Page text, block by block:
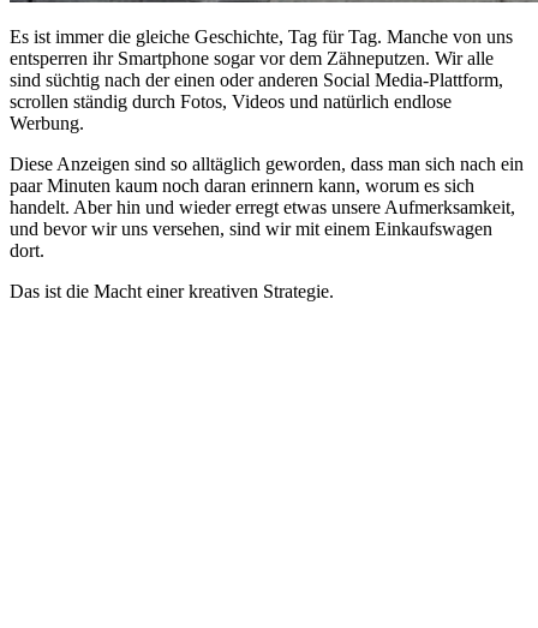
Es ist immer die gleiche Geschichte, Tag für Tag. Manche von uns
entsperren ihr Smartphone sogar vor dem Zähneputzen. Wir alle
sind süchtig nach der einen oder anderen Social Media-Plattform,
scrollen ständig durch Fotos, Videos und natürlich endlose
Werbung.
Diese Anzeigen sind so alltäglich geworden, dass man sich nach ein
paar Minuten kaum noch daran erinnern kann, worum es sich
handelt. Aber hin und wieder erregt etwas unsere Aufmerksamkeit,
und bevor wir uns versehen, sind wir mit einem Einkaufswagen
dort.
Das ist die Macht einer kreativen Strategie.